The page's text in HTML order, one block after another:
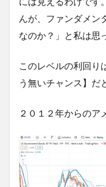
んが、ファンダメン
なのか？」と私は思
このレベルの利回り
う無いチャンス】だ
２０１２年からのア